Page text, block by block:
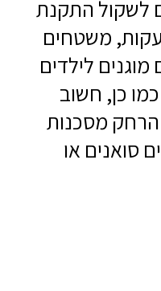
לשקול התקנת
משטחים
לילדים
כן, חשוב
הרחק מסכנות
סואנים או